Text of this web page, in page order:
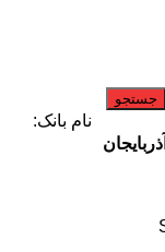
نام بانک: